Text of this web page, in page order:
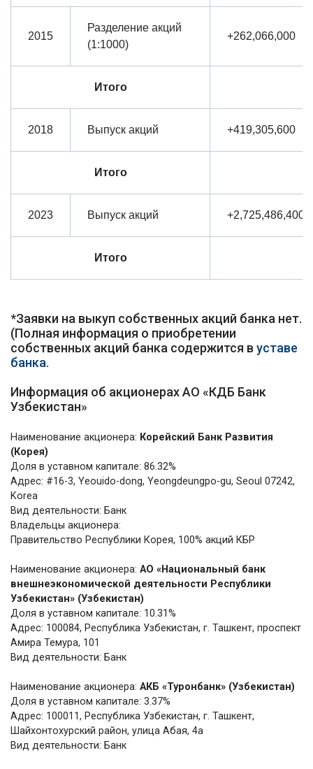
2015
Разделение акций
(1:1000)
+262,066,000
Итого
2018 Выпуск акций +419,305,600
Итого
2023 Выпуск акций +2,725,486,400
Итого
*Заявки на выкуп собственных акций банка нет.
(Полная информация о приобретении
собственных акций банка содержится в уставе
банка.
Информация об акционерах АО «КДБ Банк
Узбекистан»
Наименование акционера: Корейский Банк Развития
(Корея)
Доля в уставном капитале: 86.32%
Адрес: #16-3, Yeouido-dong, Yeongdeungpo-gu, Seoul 07242,
Korea
Вид деятельности: Банк
Владельцы акционера:
Правительство Республики Корея, 100% акций КБР
Наименование акционера: АО «Национальный банк
внешнеэкономической деятельности Республики
Узбекистан» (Узбекистан)
Доля в уставном капитале: 10.31%
Адрес: 100084, Республика Узбекистан, г. Ташкент, проспект
Амира Темура, 101
Вид деятельности: Банк
Наименование акционера: АКБ «Туронбанк» (Узбекистан)
Доля в уставном капитале: 3.37%
Адрес: 100011, Республика Узбекистан, г. Ташкент,
Шайхонтохурский район, улица Абая, 4а
Вид деятельности: Банк